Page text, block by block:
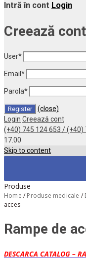
Intră în cont Login
Creează
User*
Email *
Parola*
(close)
Login Creează cont
(+40) 745 124 653 / (+40)
17.00
Skip to content
Produse
Home / Produse medicale /
acces
Rampe de
DESCARCA CATALOG –